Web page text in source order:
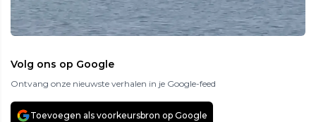
Volg ons op Google
Ontvang onze nieuwste verhalen in je Google-feed
Toevoegen als voorkeursbron op Google